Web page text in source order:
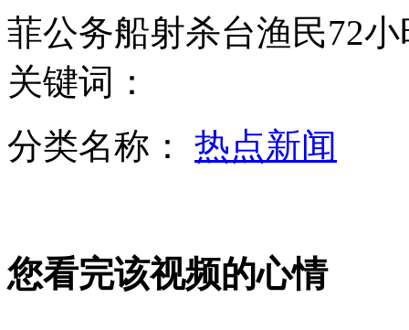
专家：深海鱼类辅食汞超标目前无有效解决办法
为治癌误信“神医” 拔罐致病恶化窒息死亡
菲公务船射杀台渔民72
关键词：
分类名称： 热点新闻
您看完该视频的心情